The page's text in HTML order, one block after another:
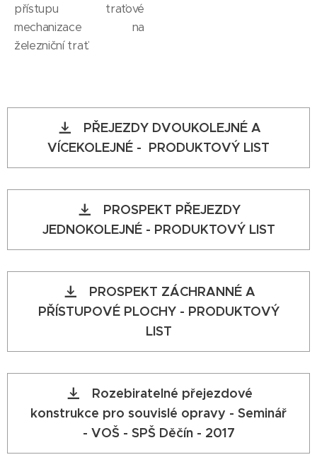
přístupu traťové
mechanizace na
železniční trať.
PŘEJEZDY DVOUKOLEJNÉ A
VÍCEKOLEJNÉ - PRODUKTOVÝ LIST
PROSPEKT PŘEJEZDY
JEDNOKOLEJNÉ - PRODUKTOVÝ LIST
PROSPEKT ZÁCHRANNÉ A
PŘÍSTUPOVÉ PLOCHY - PRODUKTOVÝ
LIST
Rozebiratelné přejezdové
konstrukce pro souvislé opravy - Seminář
- VOŠ - SPŠ Děčín - 2017